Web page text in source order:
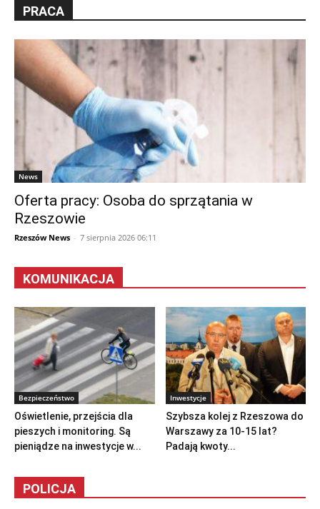
PRACA
News
Oferta pracy: Osoba do sprzątania w
Rzeszowie
Rzeszów News - 7 sierpnia 2026 06:11
KOMUNIKACJA
Bezpieczeństwo
Oświetlenie, przejścia dla
pieszych i monitoring. Są
pieniądze na inwestycje w...
Inwestycje
Szybsza kolej z Rzeszowa do
Warszawy za 10-15 lat?
Padają kwoty...
POLICJA